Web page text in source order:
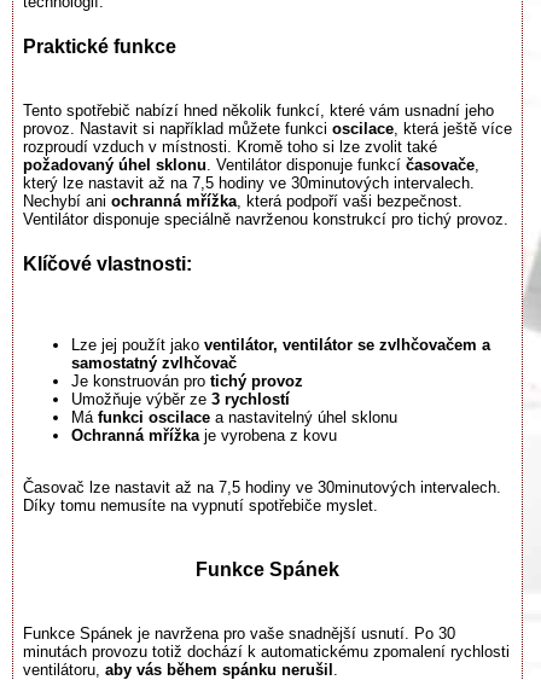
Praktické funkce
Tento spotřebič nabízí hned několik funkcí, které vám usnadní jeho
provoz. Nastavit si například můžete funkci oscilace, která ještě více
rozproudí vzduch v místnosti. Kromě toho si lze zvolit také
požadovaný úhel sklonu. Ventilátor disponuje funkcí časovače,
který lze nastavit až na 7,5 hodiny ve 30minutových intervalech.
Nechybí ani ochranná mřížka, která podpoří vaši bezpečnost.
Ventilátor disponuje speciálně navrženou konstrukcí pro tichý provoz.
Klíčové vlastnosti:
Lze jej použít jako ventilátor, ventilátor se zvlhčovačem a
samostatný zvlhčovač
Je konstruován pro tichý provoz
Umožňuje výběr ze 3 rychlostí
Má funkci oscilace a nastavitelný úhel sklonu
Ochranná mřížka je vyrobena z kovu
Časovač lze nastavit až na 7,5 hodiny ve 30minutových intervalech.
Díky tomu nemusíte na vypnutí spotřebiče myslet.
Funkce Spánek
Funkce Spánek je navržena pro vaše snadnější usnutí. Po 30
minutách provozu totiž dochází k automatickému zpomalení rychlosti
ventilátoru, aby vás během spánku nerušil